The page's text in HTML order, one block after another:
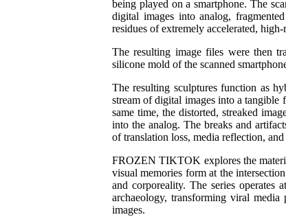
being played on a smartphone. The
digital images into analog,
residues of extremely accelerated,
The resulting image files were then
silicone mold of the scanned
The resulting sculptures function as
stream of digital images into a
same time, the distorted, streaked
into the analog. The breaks and
of translation loss, media reflection,
FROZEN TIKTOK explores the
visual memories form at the
and corporeality. The series operates
archaeology, transforming viral
images.